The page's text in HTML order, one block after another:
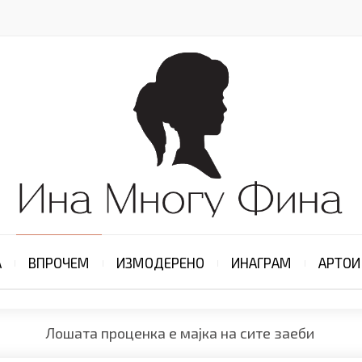
ВПРОЧЕМ ИЗМОДЕРЕНО ИНАГРАМ АРТОИ
Лошата проценка е мајка на сите заеби